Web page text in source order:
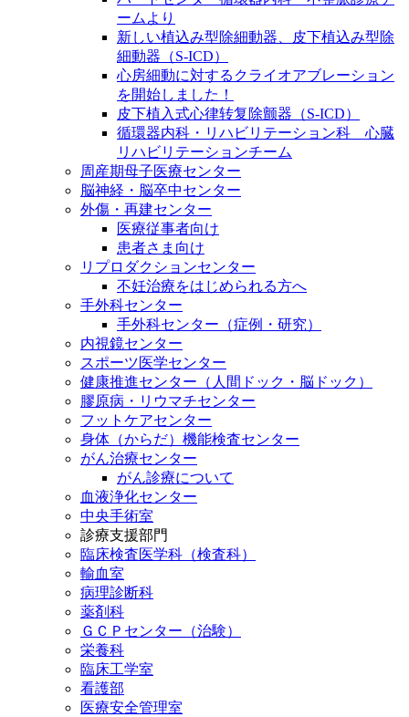
ームより
新しい植込み型除細動器、皮下植込み型除
細動器（S-ICD）
心房細動に対するクライオアブレーション
を開始しました！
皮下植入式心律转复除颤器（S-ICD）
循環器内科・リハビリテーション科 心臓
リハビリテーションチーム
周産期母子医療センター
脳神経・脳卒中センター
外傷・再建センター
医療従事者向け
患者さま向け
リプロダクションセンター
不妊治療をはじめられる方へ
手外科センター
手外科センター（症例・研究）
内視鏡センター
スポーツ医学センター
健康推進センター（人間ドック・脳ドック）
膠原病・リウマチセンター
フットケアセンター
身体（からだ）機能検査センター
がん治療センター
がん診療について
血液浄化センター
中央手術室
診療支援部門
臨床検査医学科（検査科）
輸血室
病理診断科
薬剤科
ＧＣＰセンター（治験）
栄養科
臨床工学室
看護部
医療安全管理室